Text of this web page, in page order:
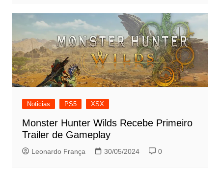
Noticias PS5 XSX
Monster Hunter Wilds Recebe Primeiro
Trailer de Gameplay
Leonardo França 30/05/2024 0